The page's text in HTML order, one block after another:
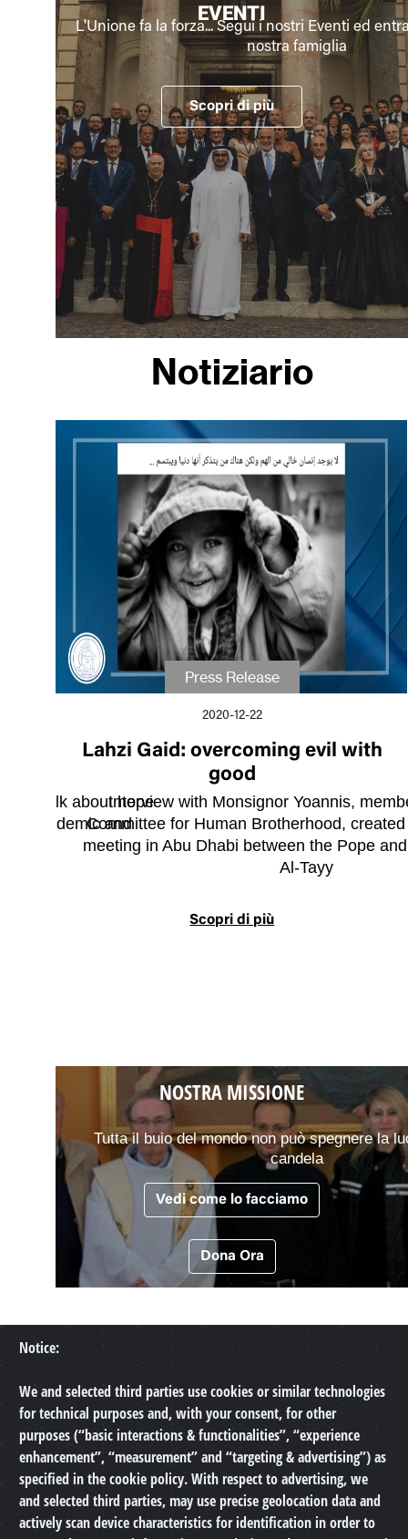
Notice:
We and selected third parties use cookies or similar technologies
for technical purposes and, with your consent, for other
purposes (“basic interactions & functionalities”, “experience
enhancement”, “measurement” and “targeting & advertising”) as
specified in the cookie policy. With respect to advertising, we
and selected third parties, may use precise geolocation data and
actively scan device characteristics for identification in order to
EVENTI
L'Unione fa la forza... Segui i nostri Eventi ed
nostra famiglia
Scopri di più
Notiziario
to talk about hope
pandemic and
Press Release
2020-12-22
Lahzi Gaid: overcoming evil with
good
Interview with Monsignor Yoannis,
Committee for Human Brotherhood,
meeting in Abu Dhabi between the Pope
Al-Tayy
Scopri di più
NOSTRA MISSIONE
Tutta il buio del mondo non può spegnere la
candela
Vedi come lo facciamo
Dona Ora
CHI SIAMO
INIZIATIVE
COINVOLTI